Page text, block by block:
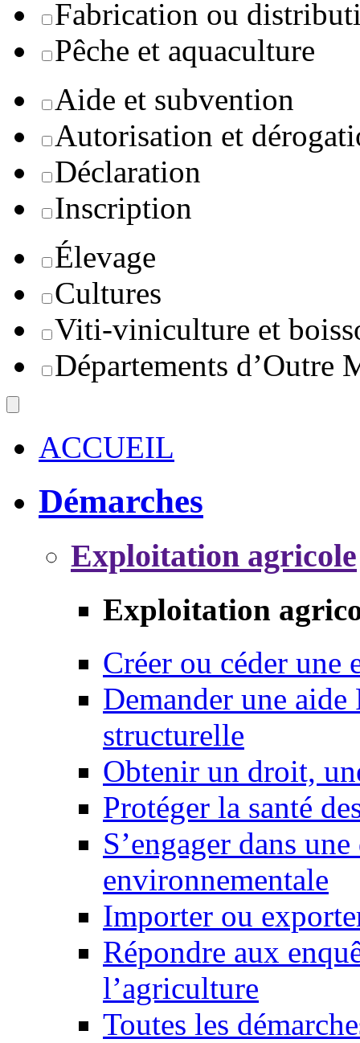
Fabrication ou
Pêche et aquaculture
Aide et subvention
Autorisation et
Déclaration
Inscription
Élevage
Cultures
Viti-viniculture et
Départements d’Outre
ACCUEIL
Démarches
Exploitation agricole
Exploitation
Créer ou céder une
Demander une
structurelle
Obtenir un droit,
Protéger la santé
S’engager dans
environnementale
Importer ou
Répondre aux
l’agriculture
Toutes les